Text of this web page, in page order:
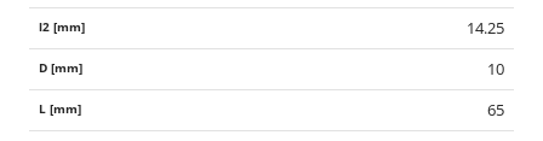
14.25
10
65